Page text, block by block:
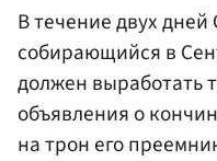
В течение двух
собирающийся в
должен выработать
объявления о
на трон его